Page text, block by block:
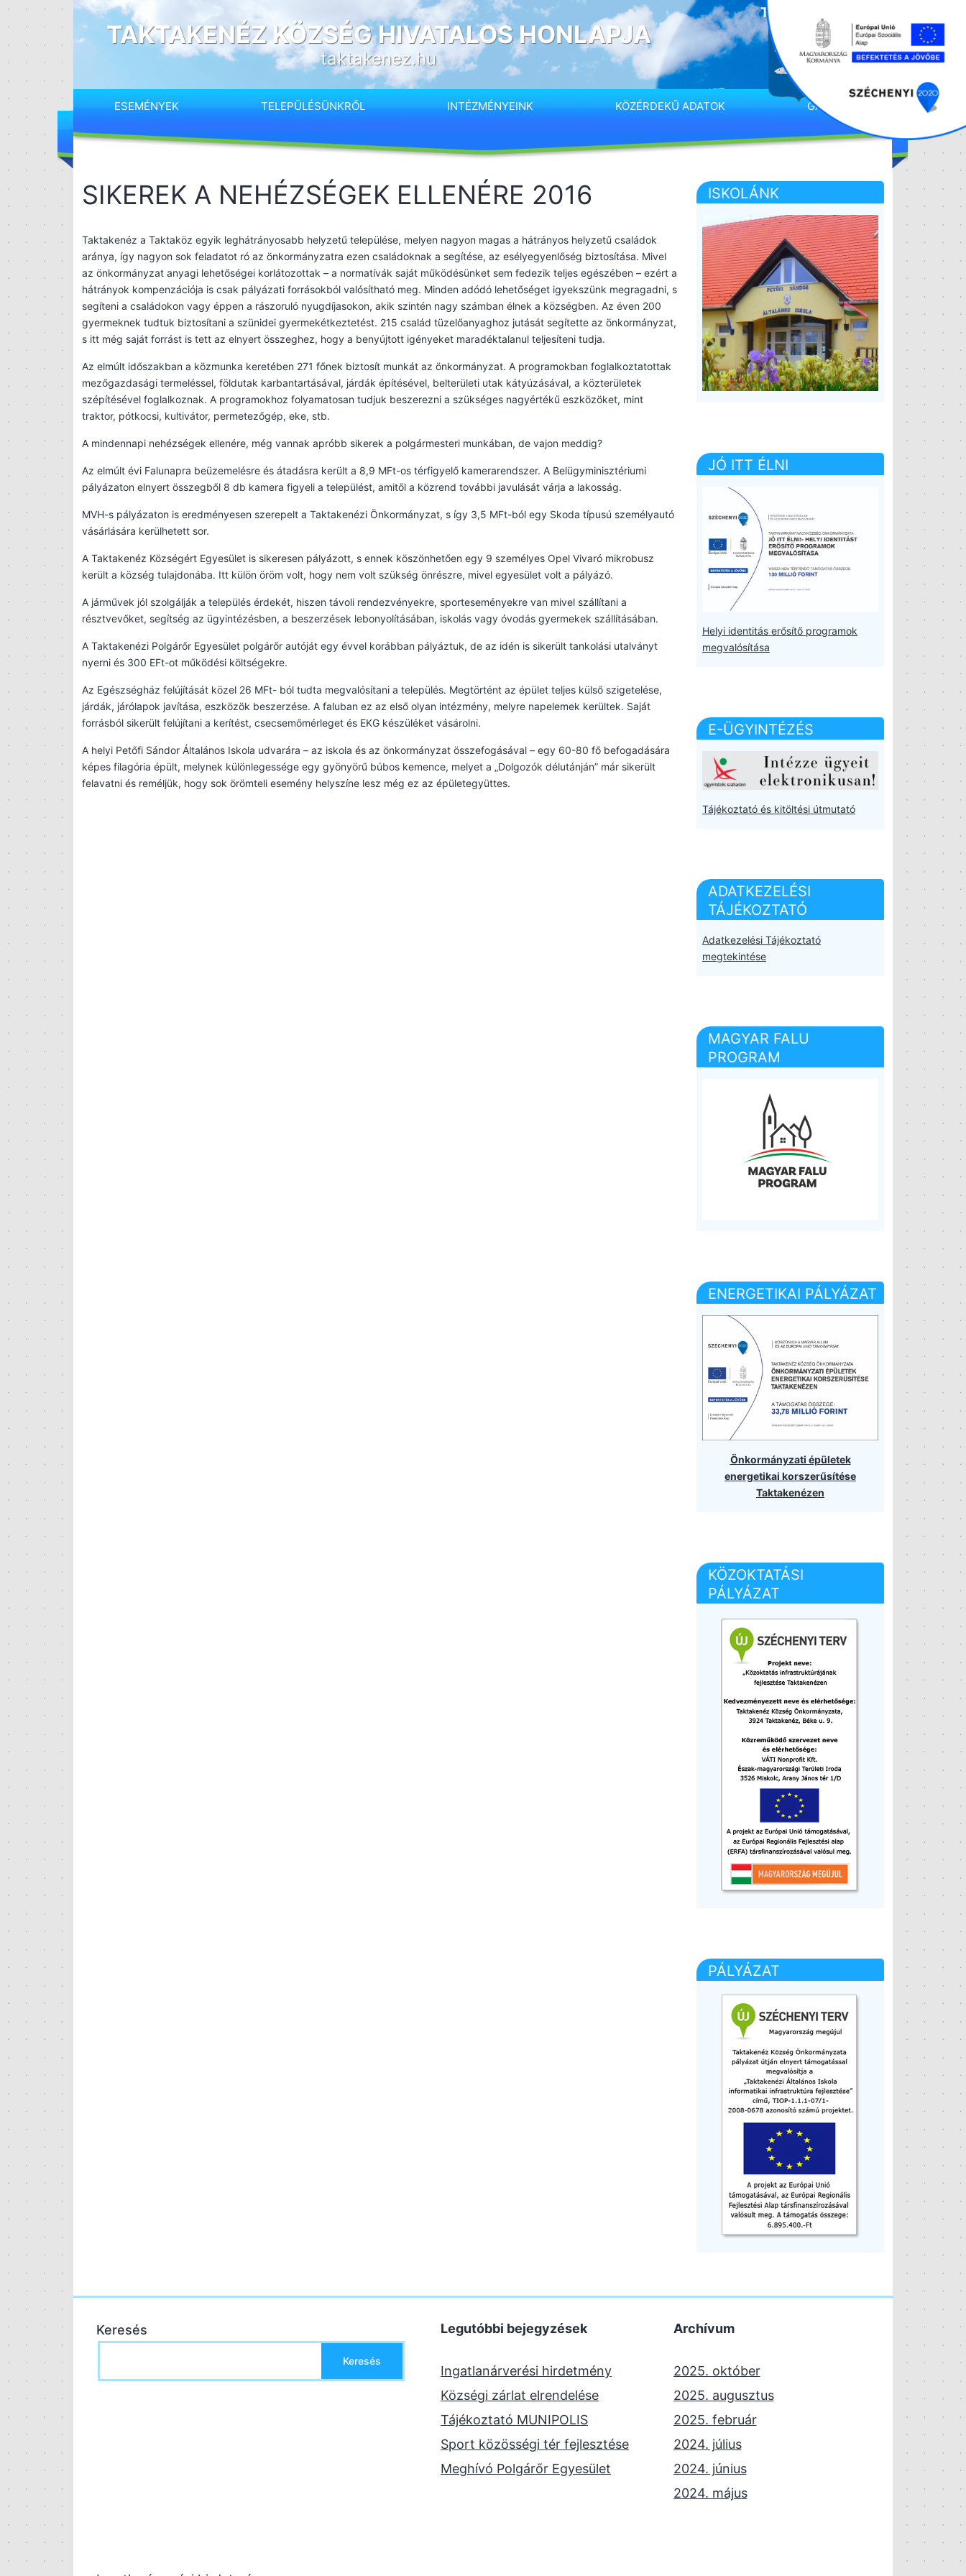
Ugrás
TAKTAKENÉZ KÖZSÉG HIVATALOS HONLAPJA
taktakenez.hu
ESEMÉNYEK TELEPÜLÉSÜNKRŐL INTÉZMÉNYEINK KÖZÉRDEKŰ ADATOK GALÉRIA
SIKEREK A NEHÉZSÉGEK ELLENÉRE 2016
Taktakenéz a Taktaköz egyik leghátrányosabb helyzetű települése, melyen nagyon magas a hátrányos helyzetű családok
aránya, így nagyon sok feladatot ró az önkormányzatra ezen családoknak a segítése, az esélyegyenlőség biztosítása. Mivel
az önkormányzat anyagi lehetőségei korlátozottak – a normatívák saját működésünket sem fedezik teljes egészében – ezért a
hátrányok kompenzációja is csak pályázati forrásokból valósítható meg. Minden adódó lehetőséget igyekszünk megragadni, s
segíteni a családokon vagy éppen a rászoruló nyugdíjasokon, akik szintén nagy számban élnek a községben. Az éven 200
gyermeknek tudtuk biztosítani a szünidei gyermekétkeztetést. 215 család tüzelőanyaghoz jutását segítette az önkormányzat,
s itt még saját forrást is tett az elnyert összeghez, hogy a benyújtott igényeket maradéktalanul teljesíteni tudja.
Az elmúlt időszakban a közmunka keretében 271 főnek biztosít munkát az önkormányzat. A programokban foglalkoztatottak
mezőgazdasági termeléssel, földutak karbantartásával, járdák építésével, belterületi utak kátyúzásával, a közterületek
szépítésével foglalkoznak. A programokhoz folyamatosan tudjuk beszerezni a szükséges nagyértékű eszközöket, mint
traktor, pótkocsi, kultivátor, permetezőgép, eke, stb.
A mindennapi nehézségek ellenére, még vannak apróbb sikerek a polgármesteri munkában, de vajon meddig?
Az elmúlt évi Falunapra beüzemelésre és átadásra került a 8,9 MFt-os térfigyelő kamerarendszer. A Belügyminisztériumi
pályázaton elnyert összegből 8 db kamera figyeli a települést, amitől a közrend további javulását várja a lakosság.
MVH-s pályázaton is eredményesen szerepelt a Taktakenézi Önkormányzat, s így 3,5 MFt-ból egy Skoda típusú személyautó
vásárlására kerülhetett sor.
A Taktakenéz Községért Egyesület is sikeresen pályázott, s ennek köszönhetően egy 9 személyes Opel Vivaró mikrobusz
került a község tulajdonába. Itt külön öröm volt, hogy nem volt szükség önrészre, mivel egyesület volt a pályázó.
A járművek jól szolgálják a település érdekét, hiszen távoli rendezvényekre, sporteseményekre van mivel szállítani a
résztvevőket, segítség az ügyintézésben, a beszerzések lebonyolításában, iskolás vagy óvodás gyermekek szállításában.
A Taktakenézi Polgárőr Egyesület polgárőr autóját egy évvel korábban pályáztuk, de az idén is sikerült tankolási utalványt
nyerni és 300 EFt-ot működési költségekre.
Az Egészségház felújítását közel 26 MFt- ból tudta megvalósítani a település. Megtörtént az épület teljes külső szigetelése,
járdák, járólapok javítása, eszközök beszerzése. A faluban ez az első olyan intézmény, melyre napelemek kerültek. Saját
forrásból sikerült felújítani a kerítést, csecsemőmérleget és EKG készüléket vásárolni.
A helyi Petőfi Sándor Általános Iskola udvarára – az iskola és az önkormányzat összefogásával – egy 60-80 fő befogadására
képes filagória épült, melynek különlegessége egy gyönyörű búbos kemence, melyet a „Dolgozók délutánján” már sikerült
felavatni és reméljük, hogy sok örömteli esemény helyszíne lesz még ez az épületegyüttes.
ISKOLÁNK
JÓ ITT ÉLNI
Helyi identitás erősítő programok
megvalósítása
E-ÜGYINTÉZÉS
Tájékoztató és kitöltési útmutató
ADATKEZELÉSI
TÁJÉKOZTATÓ
Adatkezelési Tájékoztató
megtekintése
MAGYAR FALU
PROGRAM
ENERGETIKAI PÁLYÁZAT
Önkormányzati épületek
energetikai korszerűsítése
Taktakenézen
KÖZOKTATÁSI
PÁLYÁZAT
PÁLYÁZAT
Keresés
Keresés
Legutóbbi bejegyzések
Ingatlanárverési hirdetmény
Községi zárlat elrendelése
Tájékoztató MUNIPOLIS
Sport közösségi tér fejlesztése
Meghívó Polgárőr Egyesület
Archívum
2025. október
2025. augusztus
2025. február
2024. július
2024. június
2024. május